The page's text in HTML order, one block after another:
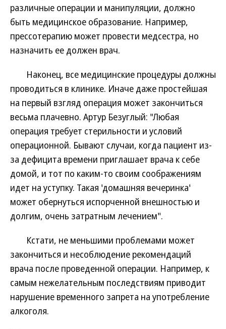
различные операции и манипуляции, должно
быть медицинское образование. Например,
прессотерапию может провести медсестра, но
назначить ее должен врач.
Наконец, все медицинские процедуры должны
проводиться в клинике. Иначе даже простейшая
на первый взгляд операция может закончиться
весьма плачевно. Артур Безуглый: "Любая
операция требует стерильности и условий
операционной. Бывают случаи, когда пациент из-
за дефицита времени приглашает врача к себе
домой, и тот по каким-то своим соображениям
идет на уступку. Такая 'домашняя вечеринка'
может обернуться испорченной внешностью и
долгим, очень затратным лечением".
Кстати, не меньшими проблемами может
закончиться и несоблюдение рекомендаций
врача после проведенной операции. Например, к
самым нежелательным последствиям приводит
нарушение временного запрета на употребление
алкоголя.